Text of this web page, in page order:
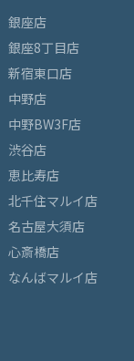
銀座店
銀座8丁目店
新宿東口店
中野店
中野BW3F店
渋谷店
恵比寿店
北千住マルイ店
名古屋大須店
心斎橋店
なんばマルイ店